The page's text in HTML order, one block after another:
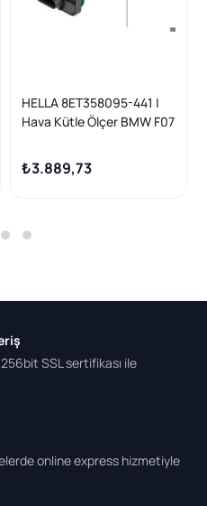
HELLA 8ET358095-441 |
Hava Kütle Ölçer BMW F07
₺3.889,73
SSL sertifikası ile
online express hizmetiyle